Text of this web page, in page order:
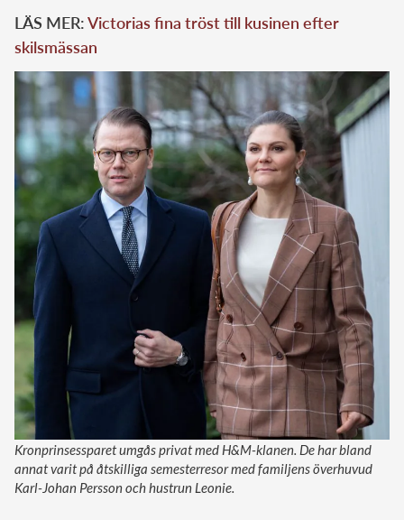
LÄS MER:Victorias fina tröst till kusinen efter
skilsmässan
Kronprinsessparet umgås privat med H&M-klanen. De har bland
annat varit på åtskilliga semesterresor med familjens överhuvud
Karl-Johan Persson och hustrun Leonie.